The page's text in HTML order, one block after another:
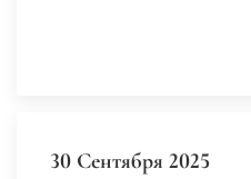
30 Сентября 2025